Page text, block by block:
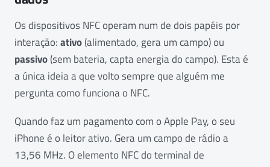
Os dispositivos NFC operam num de dois papéis por
interação:ativo(alimentado, gera um campo) ou
passivo(sem bateria, capta energia do campo). Esta é
a única ideia a que volto sempre que alguém me
pergunta como funciona o NFC.
Quando faz um pagamento com o Apple Pay, o seu
iPhone é o leitor ativo. Gera um campo de rádio a
13,56 MHz. O elemento NFC do terminal de